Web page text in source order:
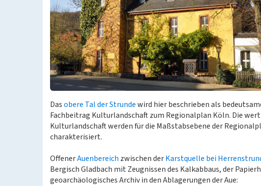
Dasobere Tal der Strundewird hier beschrieben als
Fachbeitrag Kulturlandschaft zum Regionalplan Köln. Die
Kulturlandschaft werden für die Maßstabsebene der
charakterisiert.
OffenerAuenbereich zwischen derKarstquelle bei
Bergisch Gladbach mit Zeugnissen des Kalkabbaus, der
geoarchäologisches Archiv in den Ablagerungen der Aue: